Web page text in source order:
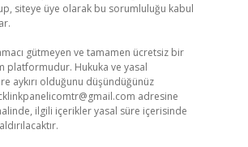
siteye üye olarak bu sorumluluğu kabul
gütmeyen ve tamamen ücretsiz bir
platformudur. Hukuka ve yasal
aykırı olduğunu düşündüğünüz
adresine
ilgili içerikler yasal süre içerisinde